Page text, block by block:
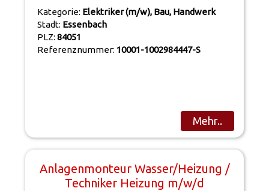
Kategorie: Elektriker (m/w), Bau, Handwerk
Stadt: Essenbach
PLZ:84051
Referenznummer: 10001-1002984447-S
Mehr..
Anlagenmonteur Wasser/Heizung /
Techniker Heizung m/w/d